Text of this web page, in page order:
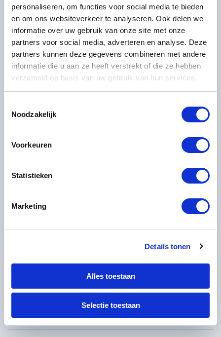
personaliseren, om functies voor social media te bieden
en om ons websiteverkeer te analyseren. Ook delen we
informatie over uw gebruik van onze site met onze
partners voor social media, adverteren en analyse. Deze
partners kunnen deze gegevens combineren met andere
informatie die u aan ze heeft verstrekt of die ze hebben
verzameld op basis van uw gebruik van hun services.
Noodzakelijk
Voorkeuren
Statistieken
Marketing
Details tonen
Alles toestaan
Selectie toestaan
3 4 5 6 7 811 811
10
811
11
811
12
811
13
811
14
811
15
811
16
17
811
18
811
19
811
20
811
21
811
22
811
23
811
24
811
25
811
26
811
27
811
28
811
29
811
30
811
31
Prijs is per persoon*
Ontbijt
Hulplijn